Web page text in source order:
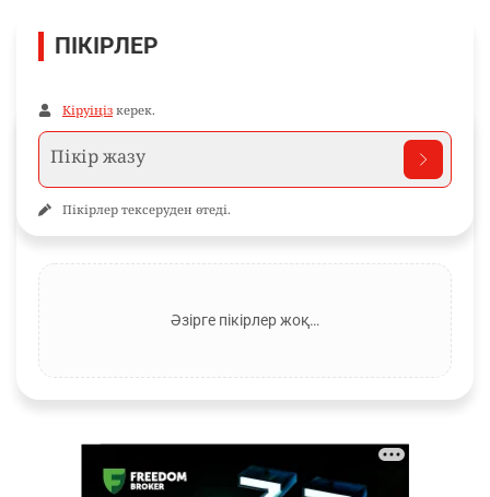
ПІКІРЛЕР
Кіруіңіз керек.
Пікірлер тексеруден өтеді.
Әзірге пікірлер жоқ…